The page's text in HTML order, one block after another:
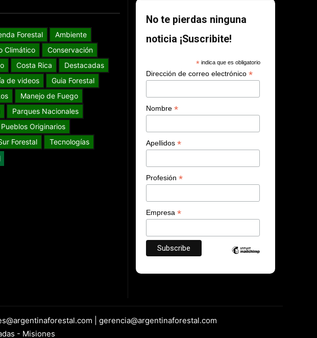
Forestal
Ambiente
Climático
Conservación
Costa Rica
Destacadas
de videos
Guia Forestal
Manejo de Fuego
Parques Nacionales
Pueblos Originarios
Forestal Tecnologías
No te pierdas ninguna
noticia ¡Suscribite!
*indica que es obligatorio
Dirección de correo electrónico*
Nombre*
Apellidos*
Profesión*
Empresa*
| gerencia@argentinaforestal.com
- Misiones